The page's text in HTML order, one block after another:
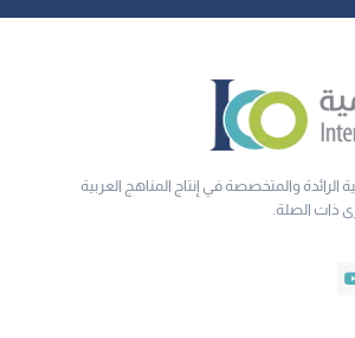
والمتخصصة في إنتاج المناهج العربية
ذات الصلة.